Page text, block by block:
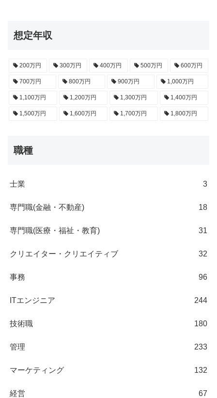
想定年収
200万円 300万円 400万円 500万円 600万円
700万円 800万円 900万円 1,000万円
1,100万円 1,200万円 1,300万円 1,400万円
1,500万円 1,600万円 1,700万円 1,800万円
職種
士業 3
専門職(金融・不動産) 18
専門職(医療・福祉・教育) 31
クリエイター・クリエイティブ 32
事務 96
ITエンジニア 244
技術職 180
管理 233
マーケティング 132
経営 67